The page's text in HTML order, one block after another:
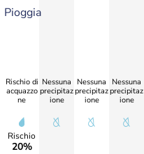
Pioggia
Rischio di
acquazzo
ne
Rischio
20%
Nessuna
precipitaz
ione
Nessuna
precipitaz
ione
Nessuna
precipitaz
ione